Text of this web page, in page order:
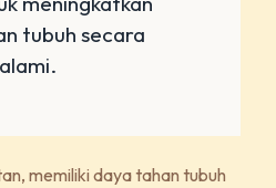
tubuh secara
alami.
memiliki daya tahan tubuh